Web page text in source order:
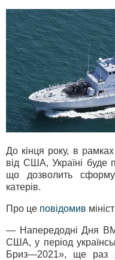
До кінця року, в рамках
від США, Україні буде
що дозволить
катерів.
Про це повідомив
— Напередодні Дня
США, у період
Бриз—2021», ще раз